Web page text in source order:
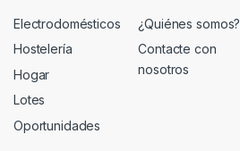
Electrodomésticos
Hostelería
Hogar
Lotes
Oportunidades
¿Quiénes somos?
Contacte con
nosotros